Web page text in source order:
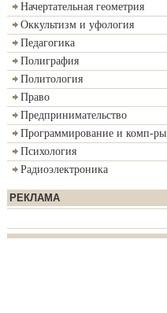
Начертательная геометрия
Оккультизм и уфология
Педагогика
Полиграфия
Политология
Право
Предпринимательство
Программирование и комп-ры
Психология
Радиоэлектроника
РЕКЛАМА